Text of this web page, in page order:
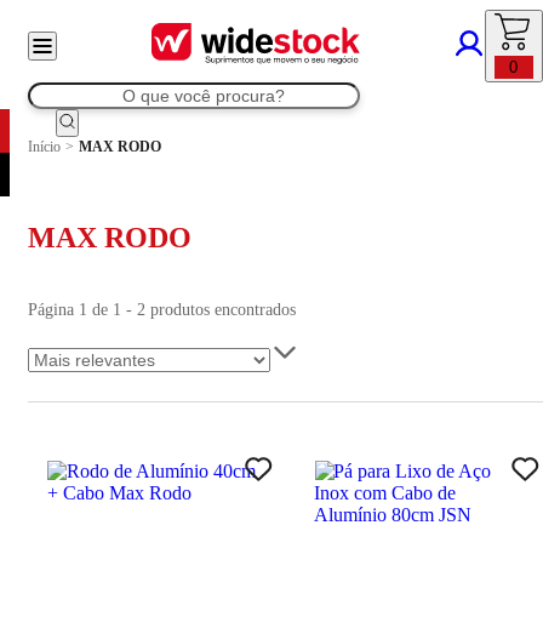
0
Início > MAX RODO
MAX RODO
Página 1 de 1 - 2 produtos encontrados